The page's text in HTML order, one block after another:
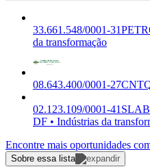
33.661.548/0001-31
da transformação
08.643.400/0001-27
02.123.109/0001-41
DF • Indústrias da
Encontre mais oportunidades
Sobre essa lista